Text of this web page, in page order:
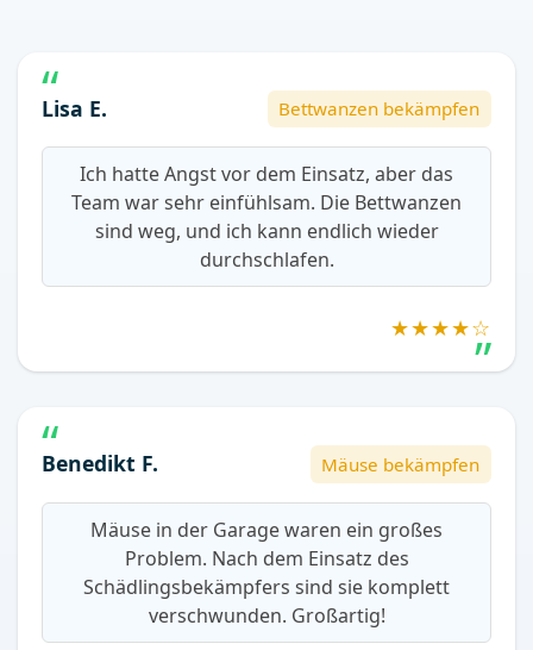
Lisa E. Bettwanzen bekämpfen
Ich hatte Angst vor dem Einsatz, aber das
Team war sehr einfühlsam. Die Bettwanzen
sind weg, und ich kann endlich wieder
durchschlafen.
★★★★☆
Benedikt F. Mäuse bekämpfen
Mäuse in der Garage waren ein großes
Problem. Nach dem Einsatz des
Schädlingsbekämpfers sind sie komplett
verschwunden. Großartig!